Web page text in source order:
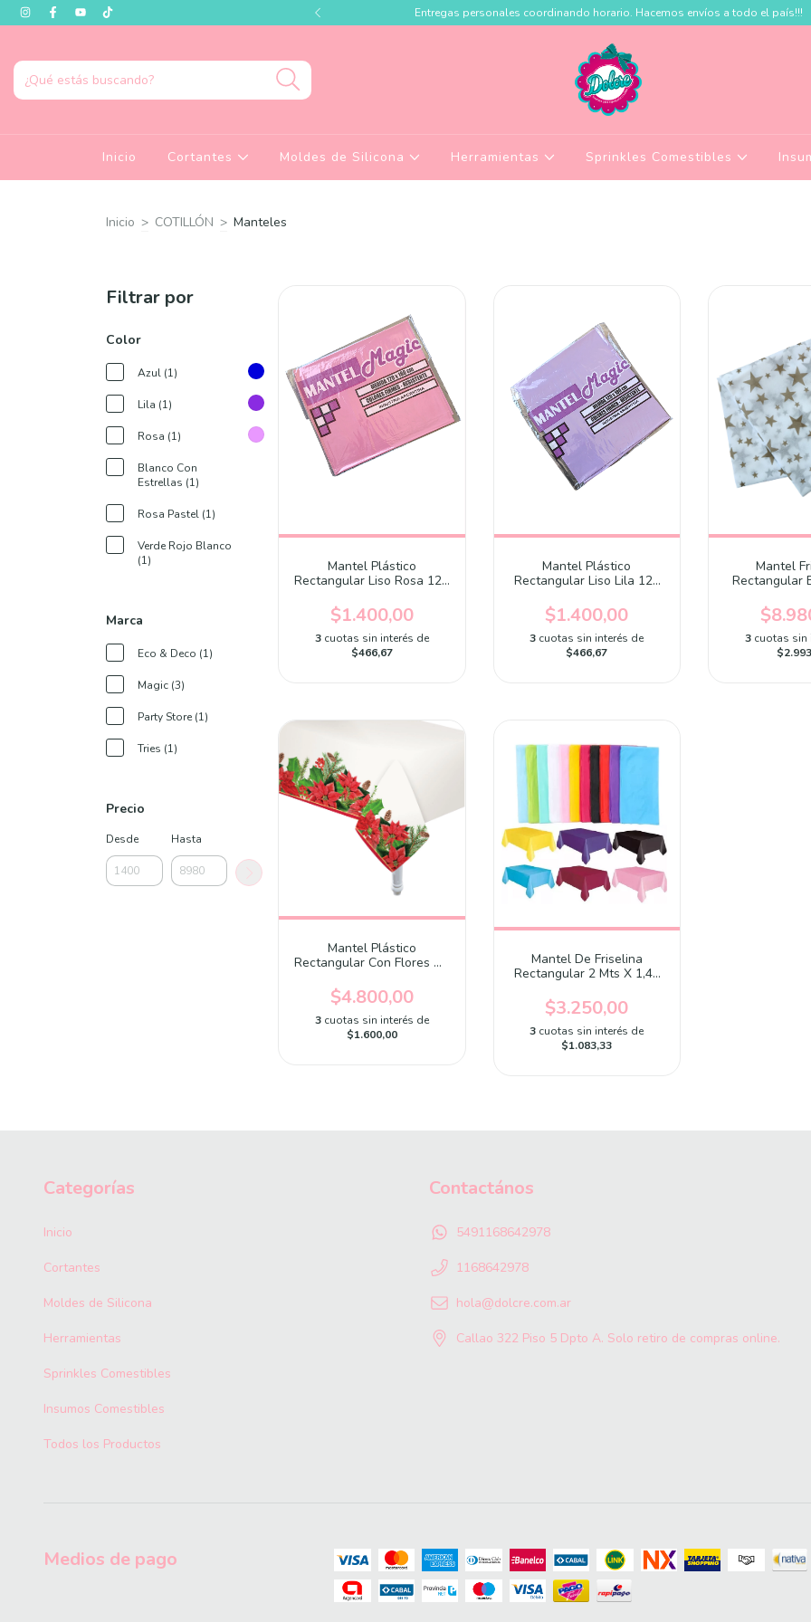
visitar nuestro showroom! Entregas personales coordinando horario. Hacemos envíos a todo el país!!!
Inicio Cortantes Moldes de Silicona Herramientas Sprinkles Comestibles
Inicio > COTILLÓN > Manteles
Filtrar por
Color
Azul (1)
Lila (1)
Rosa (1)
Blanco Con
Estrellas (1)
Rosa Pastel (1)
Verde Rojo Blanco
(1)
Marca
Eco & Deco (1)
Magic (3)
Party Store (1)
Tries (1)
Precio
Desde Hasta
Mantel Plástico
Rectangular Liso Rosa 120
$1.400,00
3 cuotas sin interés de
$466,67
Mantel Plástico
Rectangular Liso Lila 120
$1.400,00
3 cuotas sin interés de
$466,67
Mantel
Rectangular
3 cuotas sin
Mantel Plástico
Rectangular Con Flores De
$4.800,00
3 cuotas sin interés de
$1.600,00
Mantel De Friselina
Rectangular 2 Mts X 1,40
$3.250,00
3 cuotas sin interés de
$1.083,33
Categorías
Inicio
Cortantes
Moldes de Silicona
Herramientas
Sprinkles Comestibles
Insumos Comestibles
Todos los Productos
Contactános
5491168642978
1168642978
hola@dolcre.com.ar
Callao 322 Piso 5 Dpto A. Solo retiro de compras online.
Medios de pago